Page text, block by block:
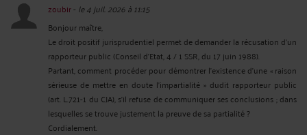
zoubir- le 4 juil. 2026 à 11:15
Bonjour maître,
Le droit positif jurisprudentiel permet de demander la récusation d’un
rapporteur public (Conseil d'Etat, 4 / 1 SSR, du 17 juin 1988).
Partant, comment procéder pour démontrer l’existence d’une « raison
sérieuse de mettre en doute l’impartialité » dudit rapporteur public
(art. L.721-1 du CJA), s’il refuse de communiquer ses conclusions ; dans
lesquelles se trouve justement la preuve de sa partialité ?
Cordialement.